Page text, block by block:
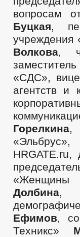
вопросам
Буцкая,
учреждения
Волкова,
«СДС»,
агентств и
Горелкина,
«Женщины
Долбина,
Ефимов,
Техникс»